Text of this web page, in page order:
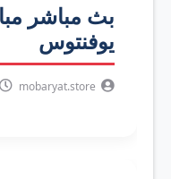
بث مباشر
يوفنتوس
mobaryat.store